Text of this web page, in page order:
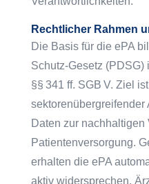
Rechtlicher Rahmen
Die Basis für die ePA
Schutz-Gesetz (PDSG)
§§ 341 ff. SGB V. Ziel
Daten zur nachhaltigen
Patientenversorgung.
erhalten die ePA
aktiv widersprechen.